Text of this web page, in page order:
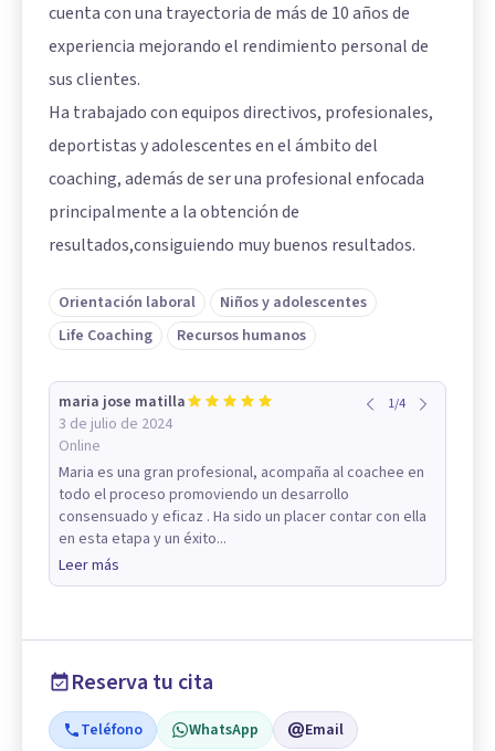
cuenta con una trayectoria de más de 10 años de
experiencia mejorando el rendimiento personal de
sus clientes.
Ha trabajado con equipos directivos, profesionales,
deportistas y adolescentes en el ámbito del
coaching, además de ser una profesional enfocada
principalmente a la obtención de
resultados,consiguiendo muy buenos resultados.
Orientación laboral
Niños y adolescentes
Life Coaching
Recursos humanos
maria jose matilla
3 de julio de 2024
Online
1/4
Maria es una gran profesional, acompaña al coachee en
todo el proceso promoviendo un desarrollo
consensuado y eficaz . Ha sido un placer contar con ella
en esta etapa y un éxito...
Leer más
Reserva tu cita
Teléfono WhatsApp Email